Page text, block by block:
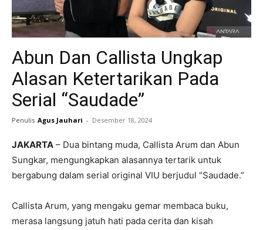
Abun Dan Callista Ungkap
Alasan Ketertarikan Pada
Serial “Saudade”
Penulis Agus Jauhari - Desember 18, 2024
JAKARTA – Dua bintang muda, Callista Arum dan Abun
Sungkar, mengungkapkan alasannya tertarik untuk
bergabung dalam serial original VIU berjudul “Saudade.”
Callista Arum, yang mengaku gemar membaca buku,
merasa langsung jatuh hati pada cerita dan kisah